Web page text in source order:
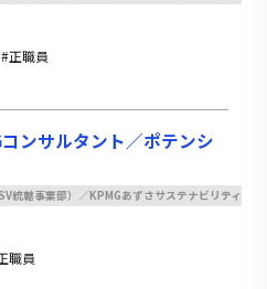
#正職員
ンサルタント／ポテンシ
統轄事業部）／KPMGあずさサステナビリティ
職員